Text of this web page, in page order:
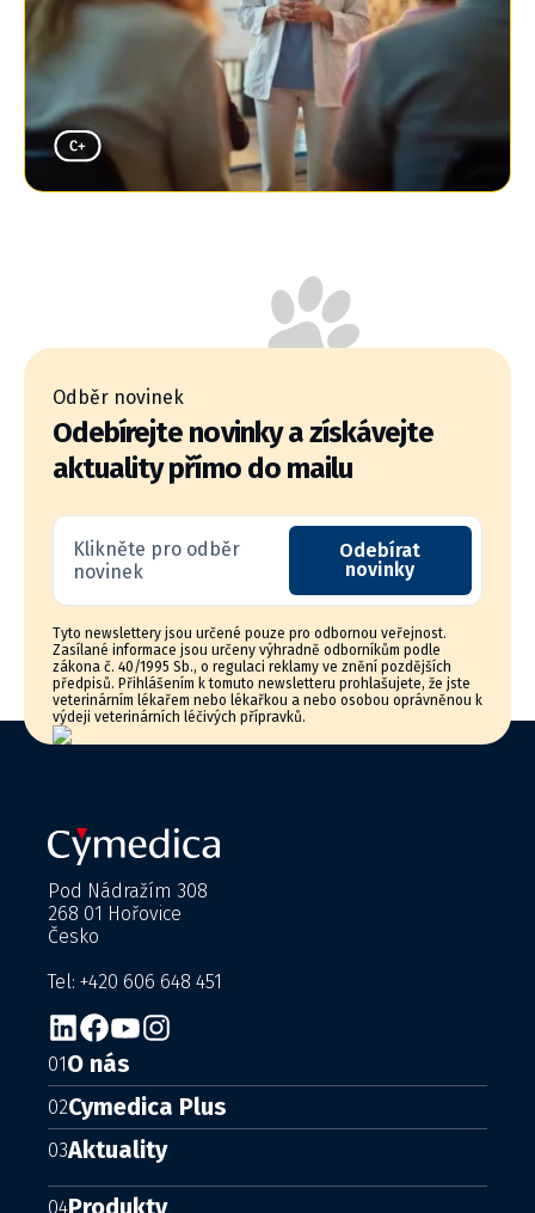
Odběr novinek
Odebírejte novinky a získávejte
aktuality přímo do mailu
Klikněte pro odběr
novinek
Odebírat
novinky
Tyto newslettery jsou určené pouze pro odbornou veřejnost.
Zasílané informace jsou určeny výhradně odborníkům podle
zákona č. 40/1995 Sb., o regulaci reklamy ve znění pozdějších
předpisů. Přihlášením k tomuto newsletteru prohlašujete, že jste
veterinárním lékařem nebo lékařkou a nebo osobou oprávněnou k
výdeji veterinárních léčivých přípravků.
Pod Nádražím 308
268 01 Hořovice
Česko
Tel: +420 606 648 451
01O nás
02Cymedica Plus
03Aktuality
04Produkty